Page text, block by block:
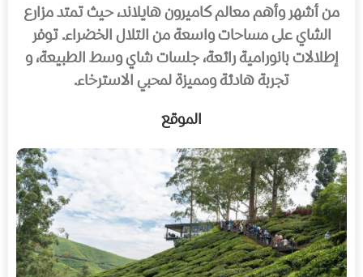
من أشهر وأهم معالم كاميرون هايلاند، حيث تمتد مزارع
الشاي على مساحات واسعة من التلال الخضراء. توفر
إطلالات بانورامية رائعة، جلسات شاي وسط الطبيعة، و
تجربة هادئة ومميزة لمحبي الاسترخاء.
الموقع